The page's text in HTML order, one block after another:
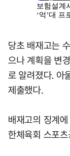
당초 배재고는
으나 계획을 변
로 알려졌다. 아
제출했다.
배재고의 징계
한체육회 스포